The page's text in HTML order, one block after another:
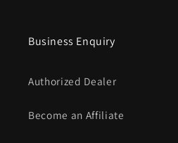
Business Enquiry
Authorized Dealer
Become an Affiliate